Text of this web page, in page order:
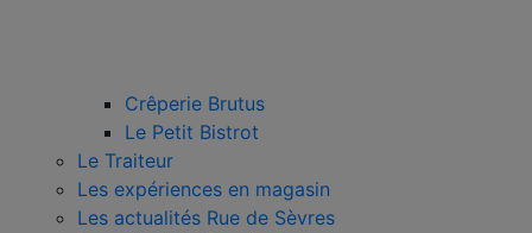
Crêperie Brutus
Le Petit Bistrot
Le Traiteur
Les expériences en magasin
Les actualités Rue de Sèvres